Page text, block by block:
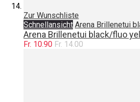
Zur Wunschliste
Schnellansicht Arena Brillenetui
Arena Brillenetui black/fluo
Fr. 10.90 Fr. 14.00